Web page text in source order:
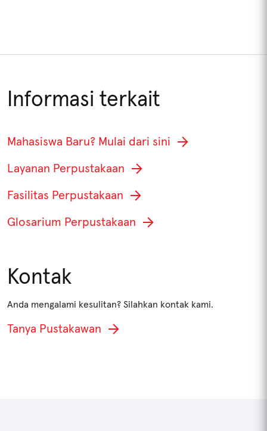
Informasi terkait
Mahasiswa Baru? Mulai dari sini
Layanan Perpustakaan
Fasilitas Perpustakaan
Glosarium Perpustakaan
Kontak
Anda mengalami kesulitan? Silahkan kontak kami.
Tanya Pustakawan
KRITERIA